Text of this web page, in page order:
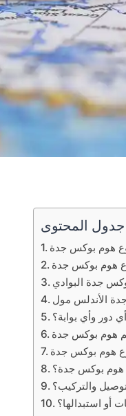
جدول المحتوى
هوم بوكس جدة
هوم بوكس جدة
جدة البوادي
الأندلس مول
دور وأي بوابة؟
هوم بوكس جدة
هوم بوكس جدة
هوم بوكس جدة؟
والتركيب؟
أو استبدالها؟